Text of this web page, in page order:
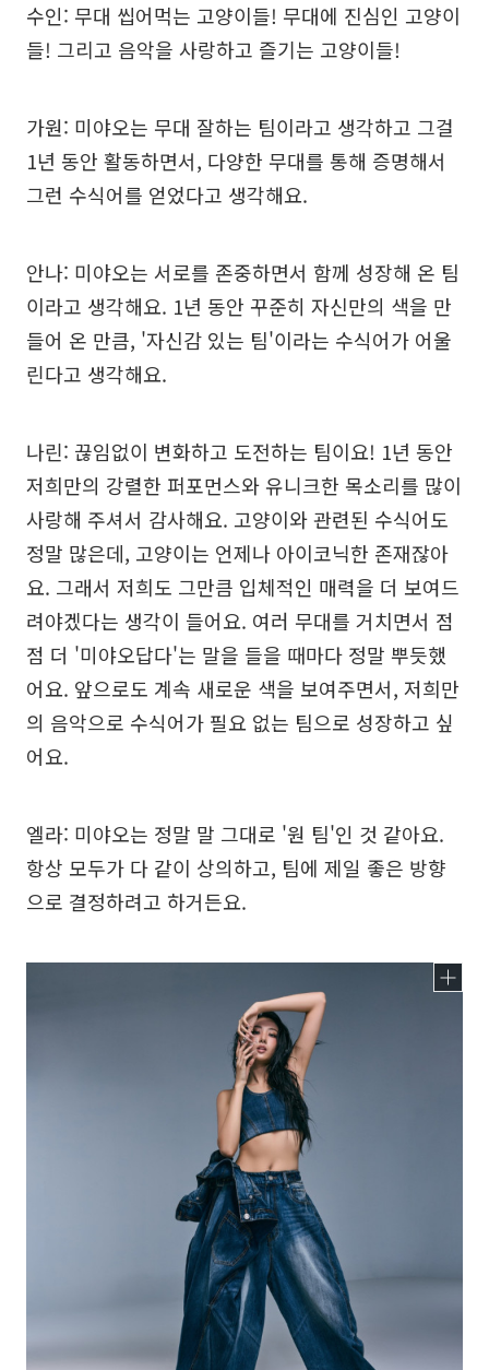
수인: 무대 씹어먹는 고양이들! 무대에 진심인 고양이
들! 그리고 음악을 사랑하고 즐기는 고양이들!
가원: 미야오는 무대 잘하는 팀이라고 생각하고 그걸
1년 동안 활동하면서, 다양한 무대를 통해 증명해서
그런 수식어를 얻었다고 생각해요.
안나: 미야오는 서로를 존중하면서 함께 성장해 온 팀
이라고 생각해요. 1년 동안 꾸준히 자신만의 색을 만
들어 온 만큼, '자신감 있는 팀'이라는 수식어가 어울
린다고 생각해요.
나린: 끊임없이 변화하고 도전하는 팀이요! 1년 동안
저희만의 강렬한 퍼포먼스와 유니크한 목소리를 많이
사랑해 주셔서 감사해요. 고양이와 관련된 수식어도
정말 많은데, 고양이는 언제나 아이코닉한 존재잖아
요. 그래서 저희도 그만큼 입체적인 매력을 더 보여드
려야겠다는 생각이 들어요. 여러 무대를 거치면서 점
점 더 '미야오답다'는 말을 들을 때마다 정말 뿌듯했
어요. 앞으로도 계속 새로운 색을 보여주면서, 저희만
의 음악으로 수식어가 필요 없는 팀으로 성장하고 싶
어요.
엘라: 미야오는 정말 말 그대로 '원 팀'인 것 같아요.
항상 모두가 다 같이 상의하고, 팀에 제일 좋은 방향
으로 결정하려고 하거든요.